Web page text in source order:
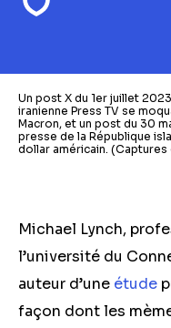
Un post X du 1er juillet
iranienne Press TV se
Macron, et un post du 30
presse de la République
dollar américain. (Captures
Michael Lynch,
l’université du
auteur d’une étude
façon dont les